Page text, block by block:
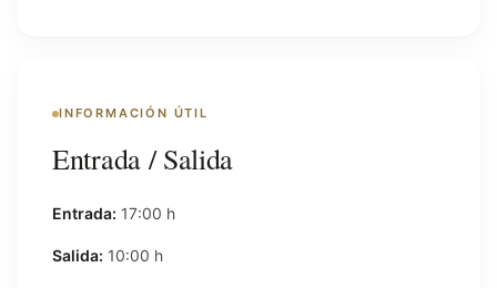
INFORMACIÓN ÚTIL
Entrada / Salida
Entrada: 17:00 h
Salida: 10:00 h